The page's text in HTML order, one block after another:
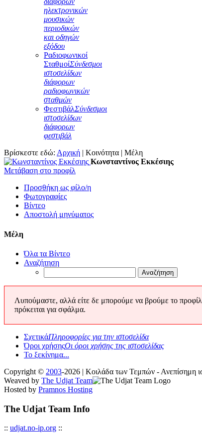
ηλεκτρονικών
μουσικών
περιοδικών
και οδηγών
εξόδου
Ραδιοφωνικοί
ΣταθμοίΣύνδεσμοι
ιστοσελίδων
διάφορων
ραδιοφωνικών
σταθμών
ΦεστιβάλΣύνδεσμοι
ιστοσελίδων
διάφορων
φεστιβάλ
Βρίσκεστε εδώ: Αρχική | Κοινότητα | Μέλη
Κωνσταντίνος Εκκέσιης
Μετάβαση στο προφίλ
Προσθήκη ως φίλο/η
Φωτογραφίες
Βίντεο
Αποστολή μηνύματος
Μέλη
Όλα τα Βίντεο
Αναζήτηση
Λυπούμαστε, αλλά είτε δε μπορούμε να βρούμε το προφίλ
πρόκειται για σφάλμα.
ΣχετικάΠληροφορίες για την ιστοσελίδα
Όροι χρήσηςΟι όροι χρήσης της ιστοσελίδας
Το ξεκίνημα...
Copyright © 2003-2026 | Κοιλάδα των Τεμπών - Ανεπίσημη
Weaved by The Udjat Team
Hosted by Pramnos Hosting
The Udjat Team Info
:: udjat.no-ip.org ::